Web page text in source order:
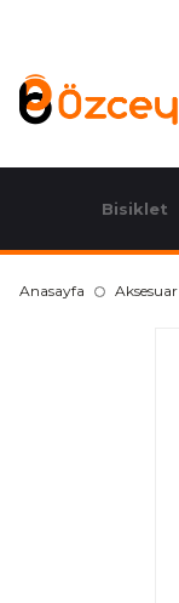
Bisiklet
Anasayfa Aksesuar